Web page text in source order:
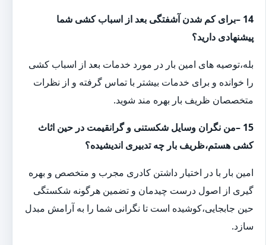
14 –برای کم شدن آشفتگی بعد از اسباب کشی شما
پیشنهادی دارید؟
بله،توصیه های امین بار در مورد خدمات بعد از اسباب کشی
را خوانده و برای خدمات بیشتر با تماس گرفته و از نظرات
متخصصان ظریف بار بهره مند شوید.
15 –من نگران وسایل شکستنی و گرانقیمت در حین اثاث
کشی هستم،ظریف بار چه تدبیری اندیشیده؟
امین بار با در اختیار داشتن کادری مجرب و متخصص و بهره
گیری از اصول درست چیدمان و تضمین هرگونه شکستگی
حین جابجایی،کوشیده است تا نگرانی شما را به آرامش مبدل
سازد.